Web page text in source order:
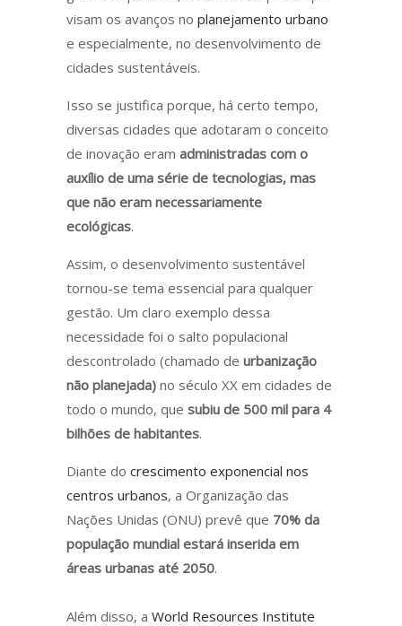
visam os avanços no planejamento urbano
e especialmente, no desenvolvimento de
cidades sustentáveis.
Isso se justifica porque, há certo tempo,
diversas cidades que adotaram o conceito
de inovação eram administradas com o
auxílio de uma série de tecnologias, mas
que não eram necessariamente
ecológicas.
Assim, o desenvolvimento sustentável
tornou-se tema essencial para qualquer
gestão. Um claro exemplo dessa
necessidade foi o salto populacional
descontrolado (chamado de urbanização
não planejada) no século XX em cidades de
todo o mundo, que subiu de 500 mil para 4
bilhões de habitantes.
Diante do crescimento exponencial nos
centros urbanos, a Organização das
Nações Unidas (ONU) prevê que 70% da
população mundial estará inserida em
áreas urbanas até 2050.
Além disso, a World Resources Institute